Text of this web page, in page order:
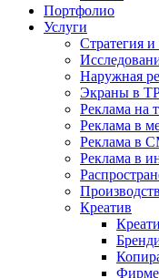
Портфолио
Услуги
Стратегия и
Наружная
Экраны в
Реклама на
Реклама в
Реклама в
Реклама в
Креатив